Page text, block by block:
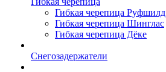
Гибкая черепица Руфшилд
Гибкая черепица Шинглас
Гибкая черепица Дёке
Снегозадержатели